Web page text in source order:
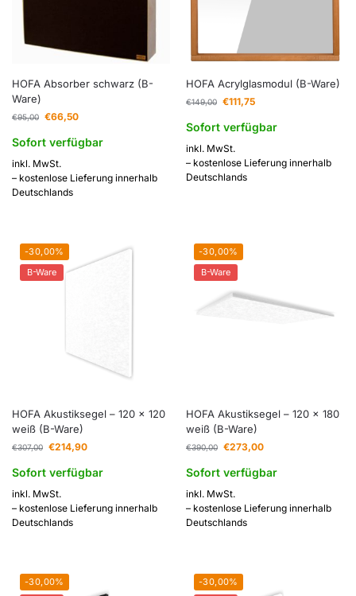
HOFA Absorber schwarz (B-
Ware)
€95,00 €66,50
Sofort verfügbar
inkl. MwSt.
– kostenlose Lieferung innerhalb
Deutschlands
HOFA Acrylglasmodul (B-Ware)
€149,00 €111,75
Sofort verfügbar
inkl. MwSt.
– kostenlose Lieferung innerhalb
Deutschlands
-30,00%
B-Ware
HOFA Akustiksegel – 120 x 120
weiß (B-Ware)
€307,00 €214,90
Sofort verfügbar
inkl. MwSt.
– kostenlose Lieferung innerhalb
Deutschlands
-30,00%
B-Ware
HOFA Akustiksegel – 120 x 180
weiß (B-Ware)
€390,00 €273,00
Sofort verfügbar
inkl. MwSt.
– kostenlose Lieferung innerhalb
Deutschlands
-30,00%
-30,00%